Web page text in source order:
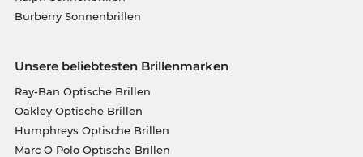
Burberry Sonnenbrillen
Unsere beliebtesten Brillenmarken
Ray-Ban Optische Brillen
Oakley Optische Brillen
Humphreys Optische Brillen
Marc O Polo Optische Brillen